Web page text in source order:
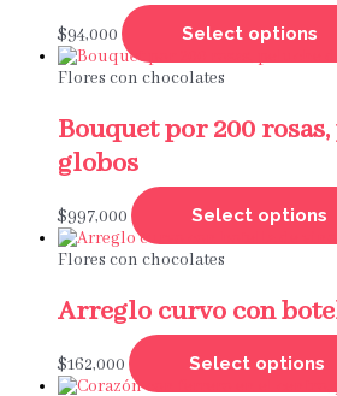
$94,000 Select options
Flores con chocolates
Bouquet por 200
globos
$997,000 Select options
Flores con chocolates
Arreglo curvo con
$162,000 Select options